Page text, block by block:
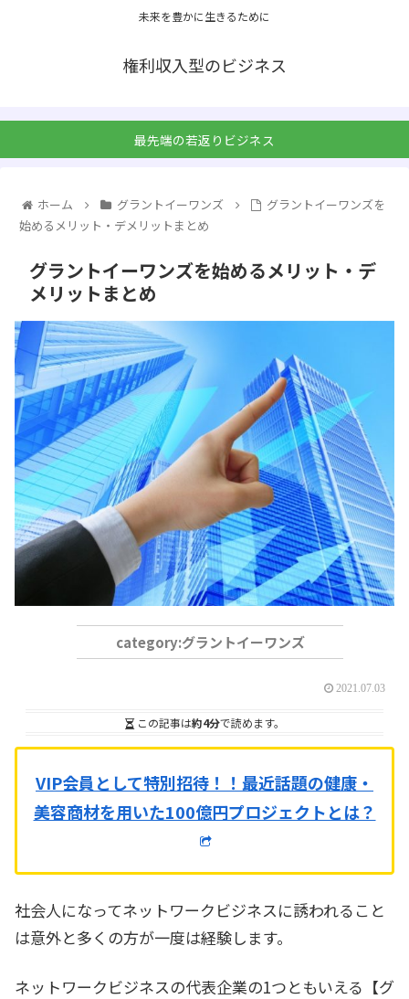
未来を豊かに生きるために
権利収入型のビジネス
最先端の若返りビジネス
ホーム グラントイーワンズ
グラントイーワンズを
始めるメリット・デメリットまとめ
グラントイーワンズを始めるメリット・デ
メリットまとめ
グラントイーワンズ
2021.07.03
この記事は約4分で読めます。
VIP会員として特別招待！！ 最近話題の健康・
美容商材を用いた100億円プロジェクトとは？
社会人になってネットワークビジネスに誘われること
は意外と多くの方が一度は経験します。
ネットワークビジネスの代表企業の1つともいえる【グ